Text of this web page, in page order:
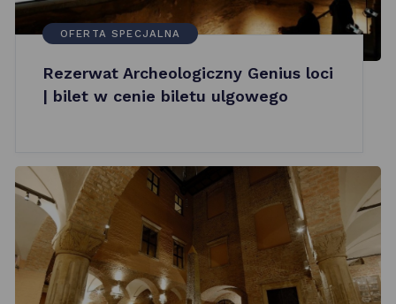
OFERTA SPECJALNA
Rezerwat Archeologiczny Genius loci
| bilet w cenie biletu ulgowego